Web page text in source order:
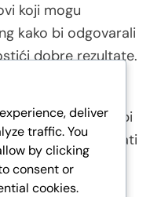
koji mogu
kako bi odgovarali
dobre rezultate.
klimi može se
i izdržljivost, dok bi
mogli zahtijevati
bi izgradili
faktora
deliver
traffic. You
by clicking
consent or
cookies.